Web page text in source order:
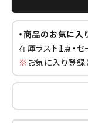
・商品のお気に入
在庫ラスト1点・
※ お気に入り登録